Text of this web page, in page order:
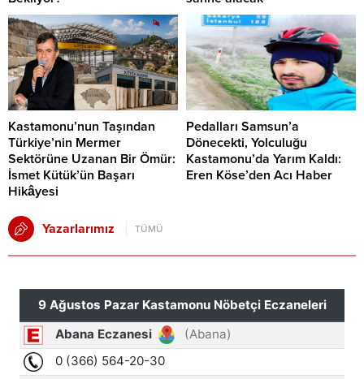
Kastamonu’nun Taşından
Türkiye’nin Mermer
Sektörüne Uzanan Bir Ömür:
İsmet Kütük’ün Başarı
Hikâyesi
Pedalları Samsun’a
Dönecekti, Yolculuğu
Kastamonu’da Yarım Kaldı:
Eren Köse’den Acı Haber
Yazarlarımız TÜMÜ